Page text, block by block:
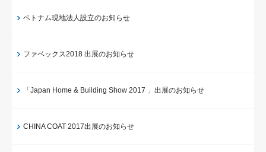
ベトナム現地法人設立のお知らせ
ファベックス2018 出展のお知らせ
「Japan Home & Building Show 2017 」出展のお知らせ
CHINA COAT 2017出展のお知らせ